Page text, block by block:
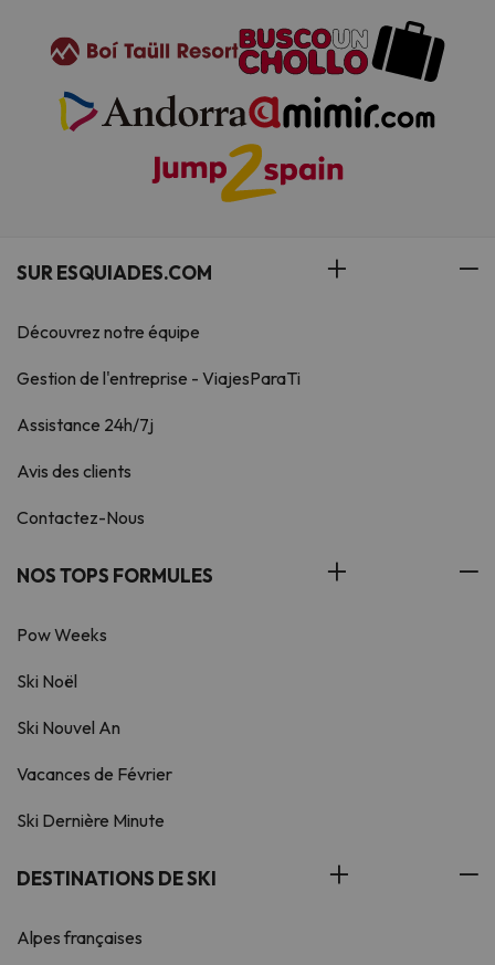
SUR ESQUIADES.COM
Découvrez notre équipe
Gestion de l'entreprise - ViajesParaTi
Assistance 24h/7j
Avis des clients
Contactez-Nous
NOS TOPS FORMULES
Pow Weeks
Ski Noël
Ski Nouvel An
Vacances de Février
Ski Dernière Minute
DESTINATIONS DE SKI
Alpes françaises